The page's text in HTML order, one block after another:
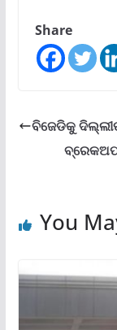
Share
ବିଜେଡିକୁ
You